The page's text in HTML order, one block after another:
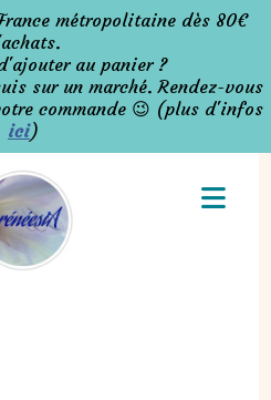
métropolitaine dès 80€
au panier ?
un marché. Rendez-vous
commande 😉 (plus d'infos
ici)